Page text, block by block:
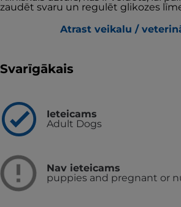
zaudēt svaru un regulēt glikozes
Atrast veikalu /
Svarīgākais
Ieteicams
Adult Dogs
Nav ieteicams
puppies and pregnant or